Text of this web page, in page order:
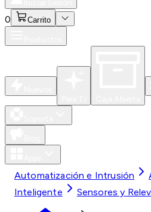
0 Carrito
Automatización e Intrusión
Inteligente
Sensores y